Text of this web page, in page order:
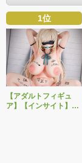
1位
【アダルトフィギュ
ア】【インサイト】肉